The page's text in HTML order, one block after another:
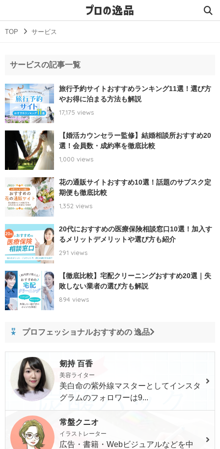
プロの逸品
TOP サービス
サービスの記事一覧
旅行予約サイトおすすめランキング11選！選び方
やお得に泊まる方法も解説
17,175 views
【婚活カウンセラー監修】結婚相談所おすすめ20
選！会員数・成約率を徹底比較
1,000 views
花の通販サイトおすすめ10選！話題のサブスク定
期便も徹底比較
1,352 views
20代におすすめの医療保険相談窓口10選！加入す
るメリットデメリットや選び方も紹介
291 views
【徹底比較】宅配クリーニングおすすめ20選｜失
敗しない業者の選び方も解説
894 views
プロフェッショナルおすすめの 逸品
剱持 百香
美容ライター
美白命の紫外線マスターとしてインスタ
グラムのフォロワーは9...
常盤クニオ
イラストレーター
広告・書籍・Webビジュアルなどを中